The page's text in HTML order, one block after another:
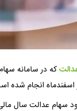
انجام شده